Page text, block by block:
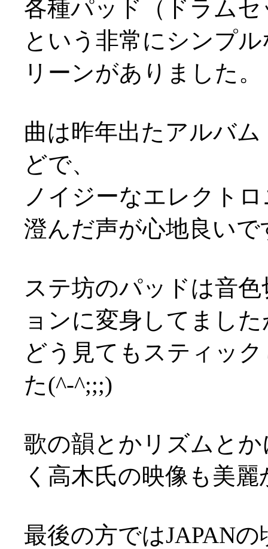
各種パッド（ドラム
という非常にシンプ
リーンがありました。
曲は昨年出たアルバ
どで、
ノイジーなエレクト
澄んだ声が心地良い
ステ坊のパッドは音
ョンに変身してまし
どう見てもスティッ
た(^-^;;;)
歌の韻とかリズムと
く高木氏の映像も美
最後の方ではJAPAN